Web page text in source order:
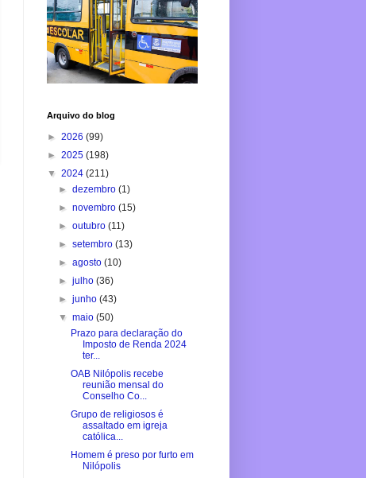
Arquivo do blog
► 2026 (99)
► 2025 (198)
▼ 2024 (211)
►dezembro(1)
►novembro(15)
►outubro(11)
►setembro(13)
►agosto(10)
►julho(36)
►junho(43)
▼maio(50)
Prazo para declaração do
Imposto de Renda 2024
ter...
OAB Nilópolis recebe
reunião mensal do
Conselho Co...
Grupo de religiosos é
assaltado em igreja
católica...
Homem é preso por furto em
Nilópolis